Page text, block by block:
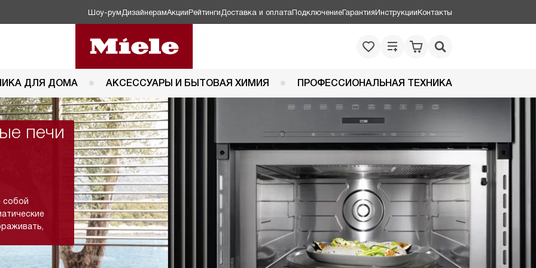
Шоу-рум ДизайнерамАкцииРейтинги Доставка и оплатаПодключениеГарантияИнструкцииКонтакты
ДЛЯ ДОМА АКСЕССУАРЫ И БЫТОВАЯ ХИМИЯ ПРОФЕССИОНАЛЬНАЯ ТЕХНИКА
печи
собой